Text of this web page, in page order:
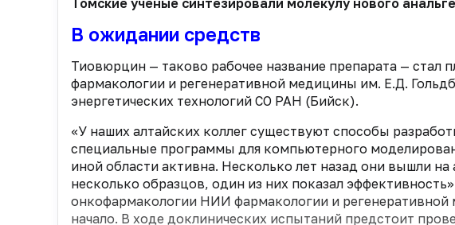
Томские ученые синтезировали молекулу нового
В ожидании средств
Тиовюрцин — таково рабочее название препарата —
фармакологии и регенеративной медицины им. Е.Д.
энергетических технологий СО РАН (Бийск).
«У наших алтайских коллег существуют способы
специальные программы для компьютерного
иной области активна. Несколько лет назад они вышли на
несколько образцов, один из них показал
онкофармакологии НИИ фармакологии и
начало. В ходе доклинических испытаний предстоит